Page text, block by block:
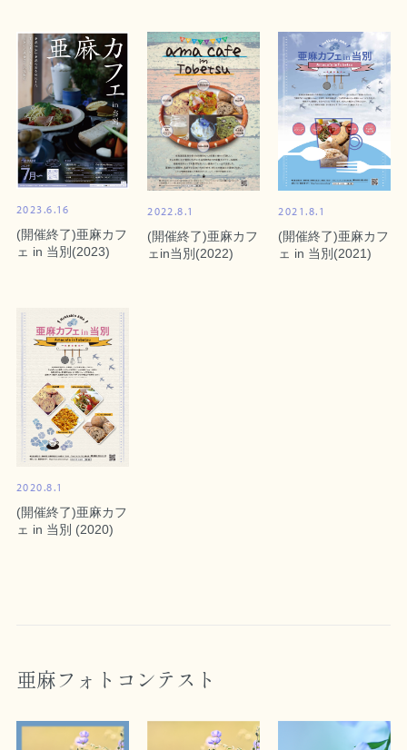
2023.6.16
(開催終了)亜麻カフ
ェ in 当別(2023)
2022.8.1
(開催終了)亜麻カフ
ェin当別(2022)
2021.8.1
(開催終了)亜麻カフ
ェ in 当別(2021)
2020.8.1
(開催終了)亜麻カフ
ェ in 当別 (2020)
亜麻フォトコンテスト